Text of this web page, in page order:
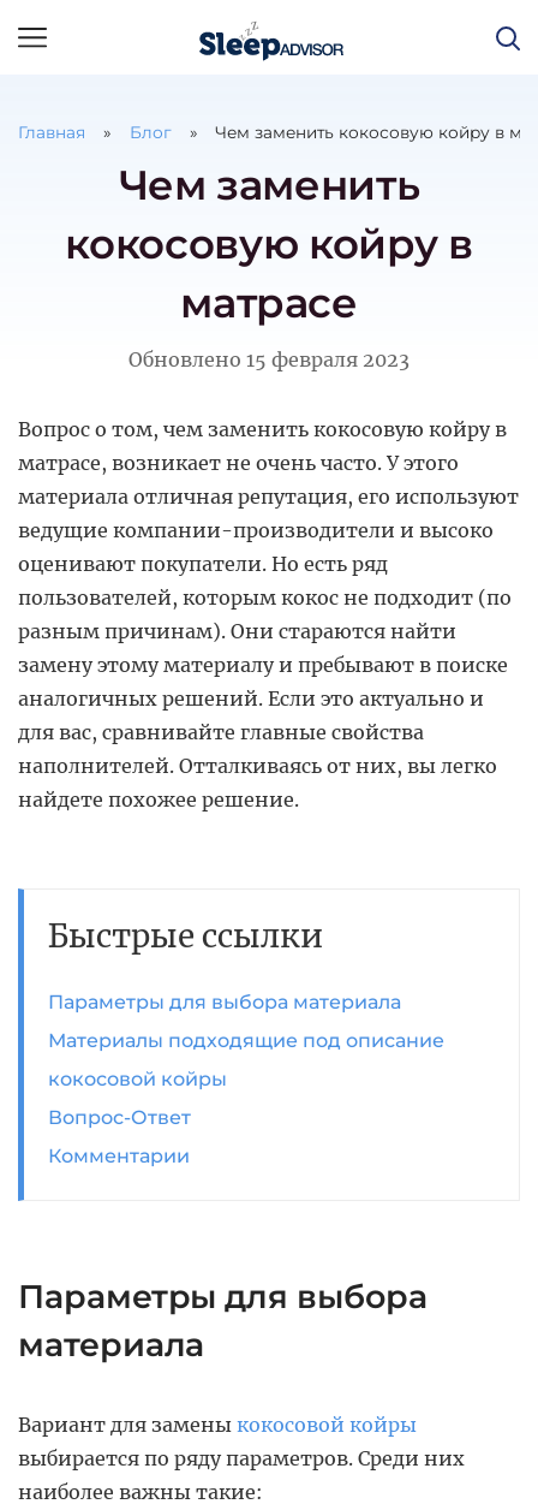
Главная Блог Чем заменить кокосовую койру в
Чем заменить
кокосовую койру в
матрасе
Обновлено 15 февраля 2023
Вопрос о том, чем заменить кокосовую койру в
матрасе, возникает не очень часто. У этого
материала отличная репутация, его используют
ведущие компании-производители и высоко
оценивают покупатели. Но есть ряд
пользователей, которым кокос не подходит (по
разным причинам). Они стараются найти
замену этому материалу и пребывают в поиске
аналогичных решений. Если это актуально и
для вас, сравнивайте главные свойства
наполнителей. Отталкиваясь от них, вы легко
найдете похожее решение.
Быстрые ссылки
Параметры для выбора материала
Материалы подходящие под описание
кокосовой койры
Вопрос-Ответ
Комментарии
Параметры для выбора
материала
Вариант для замены кокосовой койры
выбирается по ряду параметров. Среди них
наиболее важны такие: